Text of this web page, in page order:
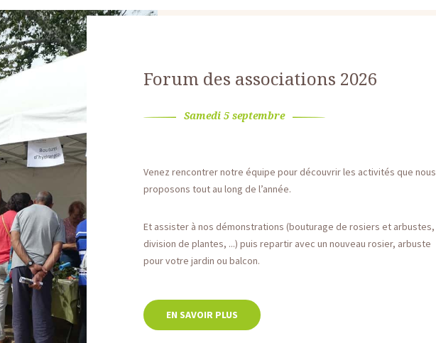
Forum des associations 2026
Samedi 5 septembre
Venez rencontrer notre équipe pour découvrir les activités que nous
proposons tout au long de l’année.
Et assister à nos démonstrations (bouturage de rosiers et arbustes,
division de plantes, ...) puis repartir avec un nouveau rosier, arbuste
pour votre jardin ou balcon.
EN SAVOIR PLUS